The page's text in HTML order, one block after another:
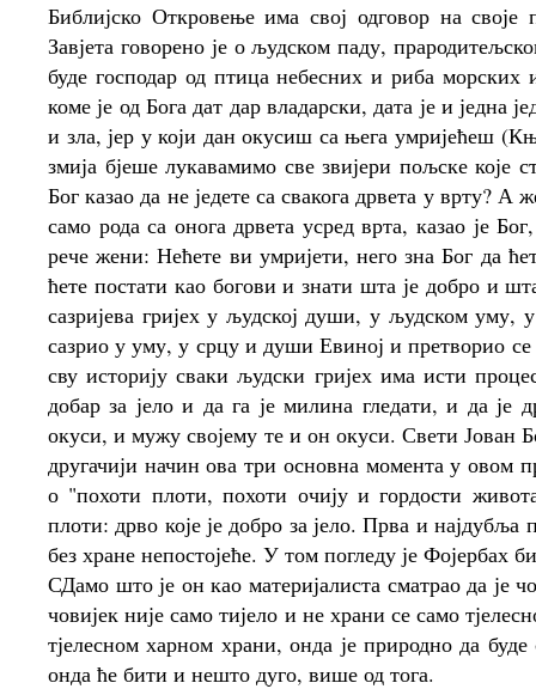
Библијско Откровење има свој одговор на
Завјета говорено је о људском паду,
буде господар од птица небесних и риба
коме је од Бога дат дар владарски, дата је и једна
и зла, јер у који дан окусиш са њега умријећеш
змија бјеше лукавамимо све звијери пољске које
Бог казао да не једете са свакога дрвета у врту?
само рода са онога дрвета усред врта, казао је
рече жени: Нећете ви умријети, него зна Бог да
ћете постати као богови и знати шта је добро и
сазријева гријех у људској души, у људском уму,
сазрио у уму, у срцу и души Евиној и претворио
сву историју сваки људски гријех има исти
добар за јело и да га је милина гледати, и да је
окуси, и мужу својему те и он окуси. Свети Јован
другачији начин ова три основна момента у овом
о "похоти плоти, похоти очију и гордости
плоти: дрво које је добро за јело. Прва и
без хране непостојеће. У том погледу је Фојербах
СДамо што је он као материјалиста сматрао да је
човијек није само тијело и не храни се само
тјелесном харном храни, онда је природно да
онда ће бити и нешто дуго, више од тога.